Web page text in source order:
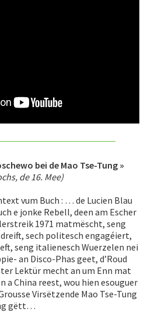
bei de Mao Tse-Tung »
de 16. Mee)
vum Buch : … de Lucien Blau
e jonke Rebell, deen am Escher
1971 matmëscht, seng
sech politesch engagéiert,
seng italienesch Wuerzelen nei
an Disco-Phas geet, d’Roud
Lektür mecht an um Enn mat
a China reest, wou hien esouguer
Virsëtzende Mao Tse-Tung
gëtt…